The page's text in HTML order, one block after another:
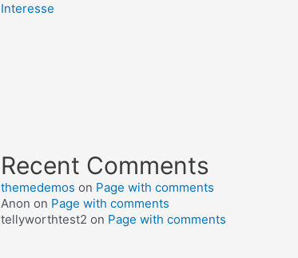
Interesse
Recent Comments
themedemos on Page with comments
Anon on Page with comments
tellyworthtest2 on Page with comments